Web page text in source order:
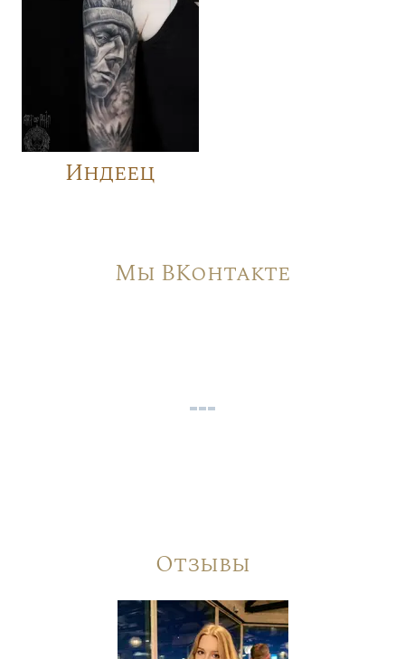
Индеец
Мы ВКонтакте
Отзывы